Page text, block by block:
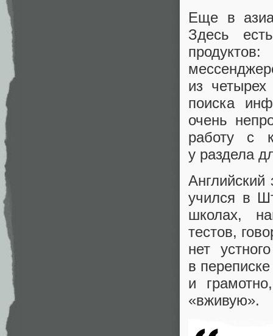
Еще в
Здесь
из четырех
поиска
очень
работу с
у раздела
учился в
школах,
тестов,
нет
в
и грамотно,
«вживую».